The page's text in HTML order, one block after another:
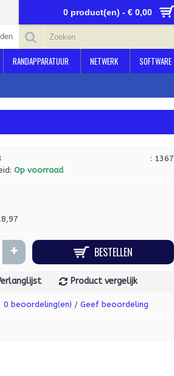
0 product(en) - € 0,00
RANDAPPARATUUR NETWERK SOFTWARE
: 1367
Op voorraad
+ BESTELLEN
Product vergelijk
0 beoordeling(en) / Geef beoordeling